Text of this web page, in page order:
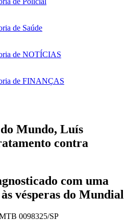
Mundo, Luís
contra
com uma
vésperas do Mundial